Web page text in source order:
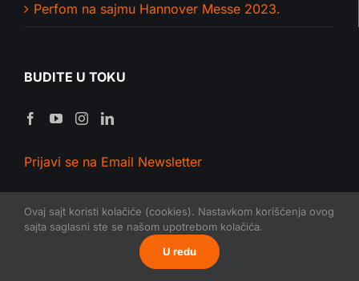
Perfom na sajmu Hannover Messe 2023.
BUDITE U TOKU
Prijavi se na Email Newsletter
Ovaj sajt koristi kolačiće (cookies). Nastavkom korišćenja ovog
sajta saglasni ste se našom upotrebom kolačića.
U redu